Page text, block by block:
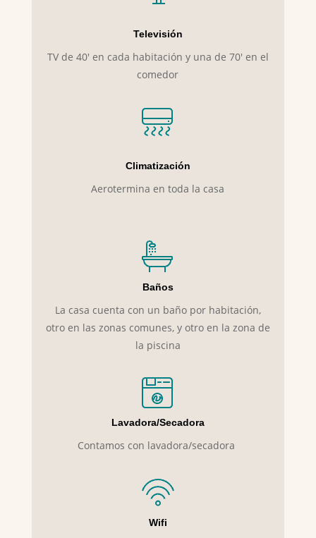
Televisión
TV de 40′ en cada habitación y una de 70′ en el
comedor
Climatización
Aerotermina en toda la casa
Baños
La casa cuenta con un baño por habitación,
otro en las zonas comunes, y otro en la zona de
la piscina
Lavadora/Secadora
Contamos con lavadora/secadora
Wifi